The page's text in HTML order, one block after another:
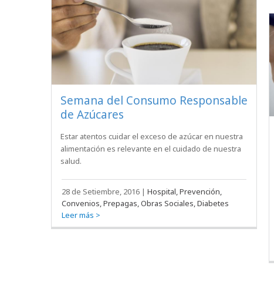
Semana del Consumo Responsable
de Azúcares
Estar atentos cuidar el exceso de azúcar en nuestra
alimentación es relevante en el cuidado de nuestra
salud.
28 de Setiembre, 2016 |Hospital, Prevención,
Convenios, Prepagas, Obras Sociales, Diabetes
Leer más >